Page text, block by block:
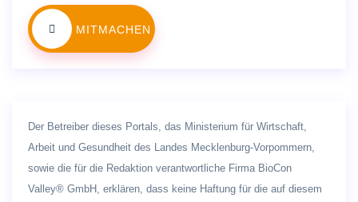
MITMACHEN
Der Betreiber dieses Portals, das Ministerium für Wirtschaft,
Arbeit und Gesundheit des Landes Mecklenburg-Vorpommern,
sowie die für die Redaktion verantwortliche Firma BioCon
Valley® GmbH, erklären, dass keine Haftung für die auf diesem